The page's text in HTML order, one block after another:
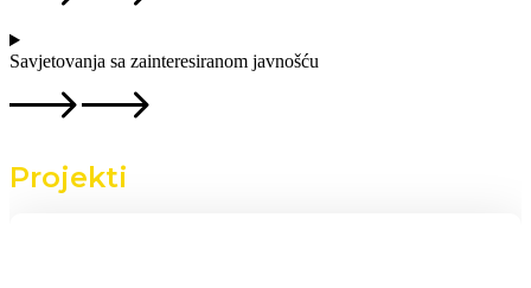
Savjetovanja sa zainteresiranom javnošću
Projekti